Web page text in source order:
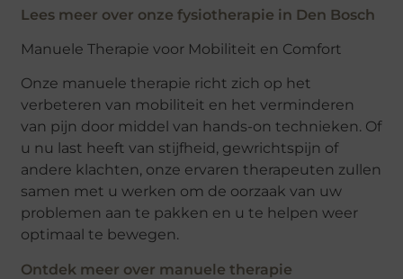
Lees meer over onze fysiotherapie in Den Bosch
Manuele Therapie voor Mobiliteit en Comfort
Onze manuele therapie richt zich op het
verbeteren van mobiliteit en het verminderen
van pijn door middel van hands-on technieken. Of
u nu last heeft van stijfheid, gewrichtspijn of
andere klachten, onze ervaren therapeuten zullen
samen met u werken om de oorzaak van uw
problemen aan te pakken en u te helpen weer
optimaal te bewegen.
Ontdek meer over manuele therapie